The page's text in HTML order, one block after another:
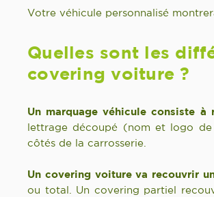
Votre véhicule personnalisé
Quelles sont les
covering voiture ?
Un marquage véhicule consiste
lettrage découpé (nom et logo
côtés de la carrosserie.
Un covering voiture va recouvrir
ou total. Un covering partiel